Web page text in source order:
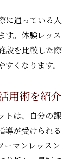
に通っている人
す。体験レッス
設を比較した際
くなります。
用術を紹介
トは、自分の課
導が受けられる
ーマンレッスン